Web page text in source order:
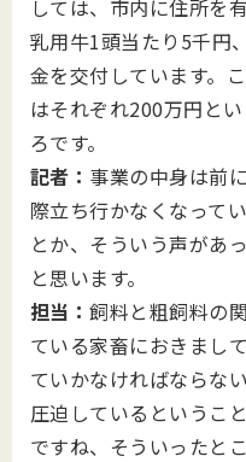
しては、市内に住所を
乳用牛1頭当たり5千円
金を交付しています。
はそれぞれ200万円と
ろです。
記者： 事業の中身は前
際立ち行かなくなって
とか、そういう声があ
と思います。
担当：飼料と粗飼料の
ている家畜におきまし
ていかなければならな
圧迫しているというこ
ですね、そういったと